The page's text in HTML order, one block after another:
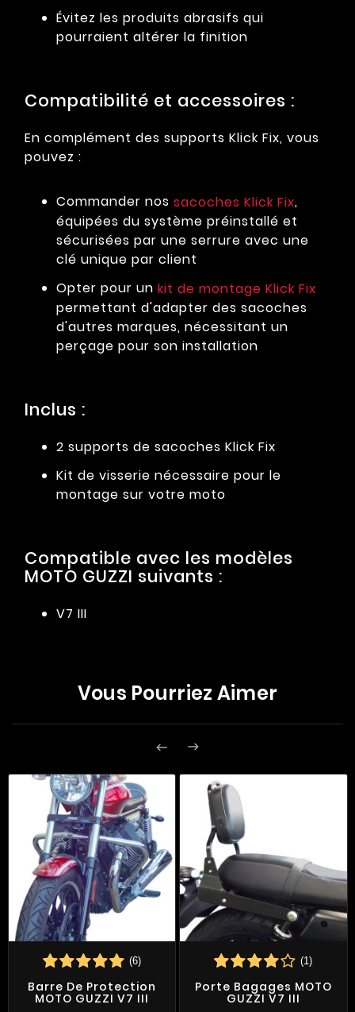
Évitez les produits abrasifs qui
pourraient altérer la finition
Compatibilité et accessoires :
En complément des supports Klick Fix, vous
pouvez :
Commander nos sacoches Klick Fix,
équipées du système préinstallé et
sécurisées par une serrure avec une
clé unique par client
Opter pour un kit de montage Klick Fix
permettant d'adapter des sacoches
d'autres marques, nécessitant un
perçage pour son installation
Inclus :
2 supports de sacoches Klick Fix
Kit de visserie nécessaire pour le
montage sur votre moto
Compatible avec les modèles
MOTO GUZZI suivants :
V7 III
Vous Pourriez Aimer
 
(6)
Barre De Protection
MOTO GUZZI V7 III
(1)
Porte Bagages MOTO
GUZZI V7 III